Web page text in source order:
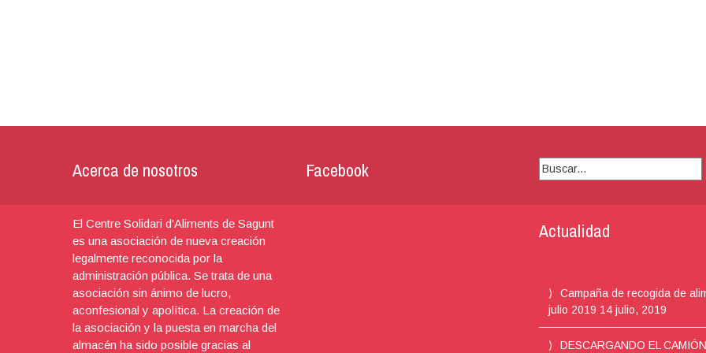
Acerca de nosotros
El Centre Solidari d'Aliments de Sagunt
es una asociación de nueva creación
legalmente reconocida por la
administración pública. Se trata de una
asociación sin ánimo de lucro,
aconfesional y apolítica. La creación de
la asociación y la puesta en marcha del
almacén ha sido posible gracias al
Facebook Buscar:
Actualidad
Campaña de recogida de
julio 2019 14 julio, 2019
DESCARGANDO EL CAMIÓN